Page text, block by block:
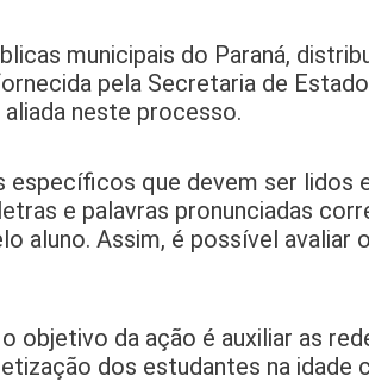
municipais do Paraná,
pela Secretaria de
neste processo.
que devem ser lidos
e palavras pronunciadas
aluno. Assim, é possível avaliar
objetivo da ação é auxiliar as
dos estudantes na idade